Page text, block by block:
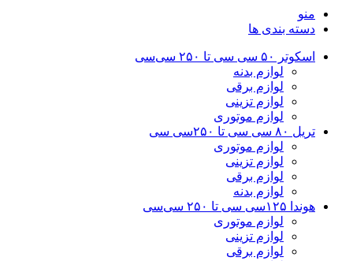
منو
دسته بندی ها
اسکوتر ۵۰ سی سی تا ۲۵۰ سی‌سی
لوازم بدنه
لوازم برقی
لوازم تزینی
لوازم موتوری
تریل ۸۰ سی سی تا ۲۵۰سی سی
لوازم موتوری
لوازم تزینی
لوازم برقی
لوازم بدنه
هوندا ۱۲۵سی سی تا ۲۵۰ سی‌سی
لوازم موتوری
لوازم تزینی
لوازم برقی